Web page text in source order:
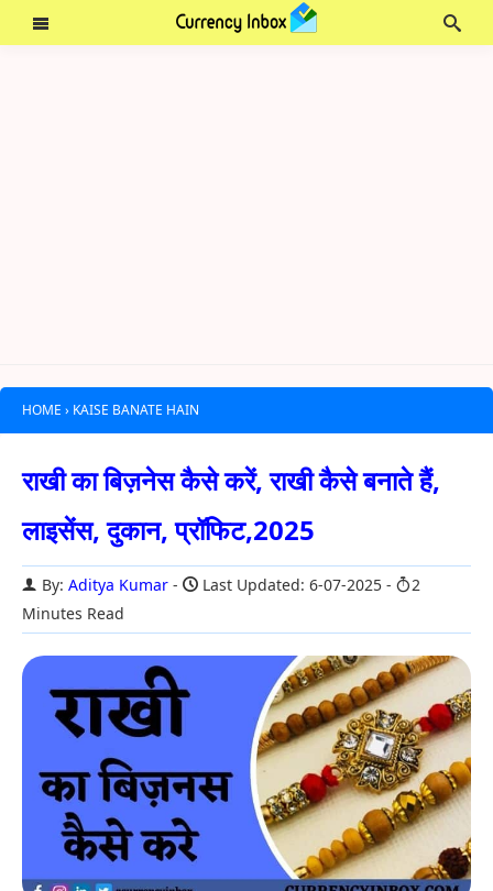
HOME › KAISE BANATE HAIN
राखी का बिज़नेस कैसे करें, राखी कैसे बनाते हैं,
लाइसेंस, दुकान, प्रॉफिट,2025
By: Aditya Kumar Last Updated: 6-07-2025
2
Minutes Read